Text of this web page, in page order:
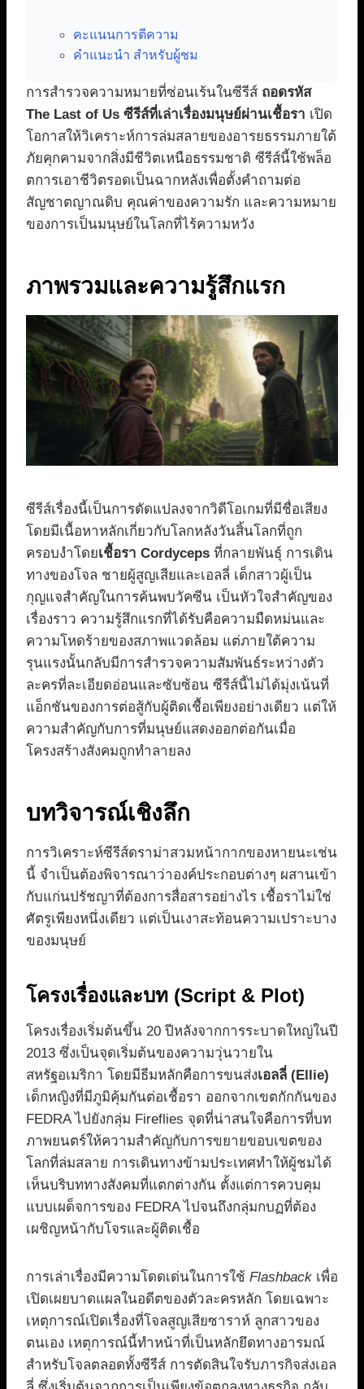
คะแนนการตีความ
คำแนะนำ สำหรับผู้ชม
การสำรวจความหมายที่ซ่อนเร้นในซีรีส์ ถอดรหัส
The Last of Us ซีรีส์ที่เล่าเรื่องมนุษย์ผ่านเชื้อรา เปิด
โอกาสให้วิเคราะห์การล่มสลายของอารยธรรมภายใต้
ภัยคุกคามจากสิ่งมีชีวิตเหนือธรรมชาติ ซีรีส์นี้ใช้พล็อ
ตการเอาชีวิตรอดเป็นฉากหลังเพื่อตั้งคำถามต่อ
สัญชาตญาณดิบ คุณค่าของความรัก และความหมาย
ของการเป็นมนุษย์ในโลกที่ไร้ความหวัง
ภาพรวมและความรู้สึกแรก
ซีรีส์เรื่องนี้เป็นการดัดแปลงจากวิดีโอเกมที่มีชื่อเสียง
โดยมีเนื้อหาหลักเกี่ยวกับโลกหลังวันสิ้นโลกที่ถูก
ครอบงำโดยเชื้อรา Cordyceps ที่กลายพันธุ์ การเดิน
ทางของโจล ชายผู้สูญเสียและเอลลี่ เด็กสาวผู้เป็น
กุญแจสำคัญในการค้นพบวัคซีน เป็นหัวใจสำคัญของ
เรื่องราว ความรู้สึกแรกที่ได้รับคือความมืดหม่นและ
ความโหดร้ายของสภาพแวดล้อม แต่ภายใต้ความ
รุนแรงนั้นกลับมีการสำรวจความสัมพันธ์ระหว่างตัว
ละครที่ละเอียดอ่อนและซับซ้อน ซีรีส์นี้ไม่ได้มุ่งเน้นที่
แอ็กชันของการต่อสู้กับผู้ติดเชื้อเพียงอย่างเดียว แต่ให้
ความสำคัญกับการที่มนุษย์แสดงออกต่อกันเมื่อ
โครงสร้างสังคมถูกทำลายลง
บทวิจารณ์เชิงลึก
การวิเคราะห์ซีรีส์ดราม่าสวมหน้ากากของหายนะเช่น
นี้ จำเป็นต้องพิจารณาว่าองค์ประกอบต่างๆ ผสานเข้า
กับแก่นปรัชญาที่ต้องการสื่อสารอย่างไร เชื้อราไม่ใช่
ศัตรูเพียงหนึ่งเดียว แต่เป็นเงาสะท้อนความเปราะบาง
ของมนุษย์
โครงเรื่องและบท (Script & Plot)
โครงเรื่องเริ่มต้นขึ้น 20 ปีหลังจากการระบาดใหญ่ในปี
2013 ซึ่งเป็นจุดเริ่มต้นของความวุ่นวายใน
สหรัฐอเมริกา โดยมีธีมหลักคือการขนส่งเอลลี่ (Ellie)
เด็กหญิงที่มีภูมิคุ้มกันต่อเชื้อรา ออกจากเขตกักกันของ
FEDRA ไปยังกลุ่ม Fireflies จุดที่น่าสนใจคือการที่บท
ภาพยนตร์ให้ความสำคัญกับการขยายขอบเขตของ
โลกที่ล่มสลาย การเดินทางข้ามประเทศทำให้ผู้ชมได้
เห็นบริบททางสังคมที่แตกต่างกัน ตั้งแต่การควบคุม
แบบเผด็จการของ FEDRA ไปจนถึงกลุ่มกบฏที่ต้อง
เผชิญหน้ากับโจรและผู้ติดเชื้อ
การเล่าเรื่องมีความโดดเด่นในการใช้ Flashback เพื่อ
เปิดเผยบาดแผลในอดีตของตัวละครหลัก โดยเฉพาะ
เหตุการณ์เปิดเรื่องที่โจลสูญเสียซาราห์ ลูกสาวของ
ตนเอง เหตุการณ์นี้ทำหน้าที่เป็นหลักยึดทางอารมณ์
สำหรับโจลตลอดทั้งซีรีส์ การตัดสินใจรับภารกิจส่งเอล